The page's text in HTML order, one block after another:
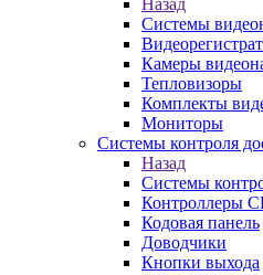
Назад
Системы
Камеры
Тепловизоры
Комплекты
Мониторы
Системы контроля
Назад
Системы
Контроллеры
Кодовая панель
Доводчики
Кнопки выхода